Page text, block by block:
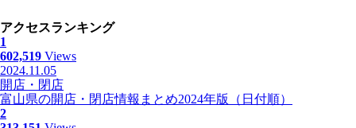
アクセスランキング
1
602,519 Views
2024.11.05
開店・閉店
富山県の開店・閉店情報まとめ2024年版（日付順）
2